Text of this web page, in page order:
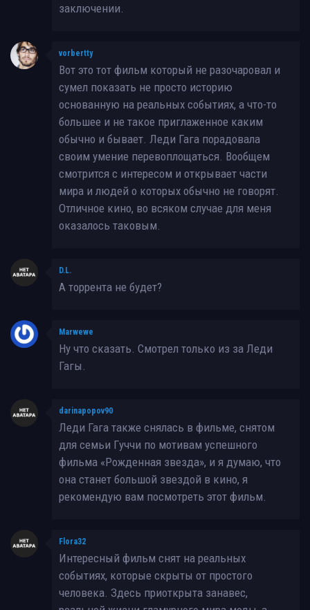
заключении.
vorbertty
Вот это тот фильм который не разочаровал и
сумел показать не просто историю
основанную на реальных событиях, а что-то
большее и не такое приглаженное каким
обычно и бывает. Леди Гага порадовала
своим умение перевоплощаться. Вообщем
смотрится с интересом и открывает части
мира и людей о которых обычно не говорят.
Отличное кино, во всяком случае для меня
оказалось таковым.
D.L.
А торрента не будет?
Marwewe
Ну что сказать. Смотрел только из за Леди
Гагы.
darinapopov90
Леди Гага также снялась в фильме, снятом
для семьи Гуччи по мотивам успешного
фильма «Рожденная звезда», и я думаю, что
она станет большой звездой в кино, я
рекомендую вам посмотреть этот фильм.
Flora32
Интересный фильм снят на реальных
событиях, которые скрыты от простого
человека. Здесь приоткрыта занавес,